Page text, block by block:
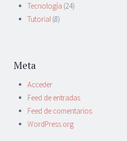
Tecnología (24)
Tutorial (8)
Meta
Acceder
Feed de entradas
Feed de comentarios
WordPress.org